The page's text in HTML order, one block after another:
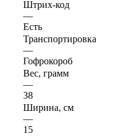
Штрих-код
—
Есть
Транспортировка
—
Гофрокороб
Вес, грамм
—
38
Ширина, см
—
15